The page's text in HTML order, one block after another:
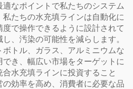
なポイントで私たちのシステム
たちの水充填ラインは自動化に
で操作できるように設計されて
、汚染の可能性を減らします。
トル、ガラス、アルミニウムな
き、幅広い市場をターゲットに
水充填ラインに投資すること
効率を高め、消費者に必要な品